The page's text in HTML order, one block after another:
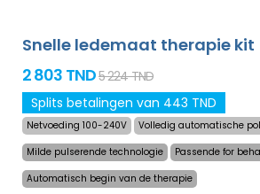
Snelle ledemaat therapie kit
2 803 TND5 224 TND
Splits betalingen van 443 TND
Netvoeding 100-240V
Volledig automatische
Milde pulserende technologie
Passende for
Automatisch begin van de therapie